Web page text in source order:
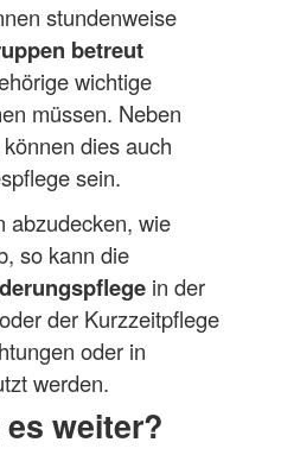
stundenweise
betreut
wichtige
müssen. Neben
dies auch
sein.
abzudecken, wie
so kann die
in der
der Kurzzeitpflege
oder in
werden.
weiter?